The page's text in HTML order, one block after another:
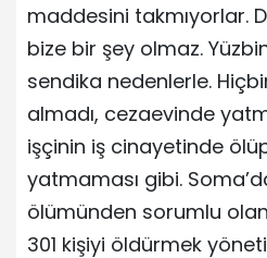
maddesini takmıyorlar.
bize bir şey olmaz.
sendika nedenlerle.
almadı, cezaevinde
işçinin iş cinayetinde
yatmaması gibi.
ölümünden sorumlu
301 kişiyi öldürmek